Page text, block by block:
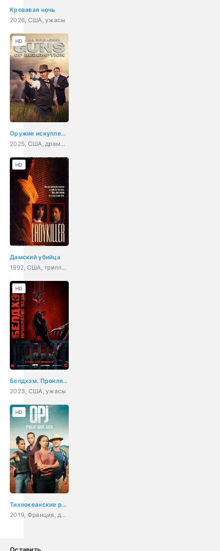
Кровавая ночь
2026, США, ужасы
Оружие искупления
2025, США, драма, вестерн
HD
Дамский убийца
1992, США, триллер, криминал
HD
Белдхэм. Проклятие ведьмы
2023, США, ужасы
HD
Тихоокеанские расследования
2019, Франция, детектив, драма, триллер, криминал
HD